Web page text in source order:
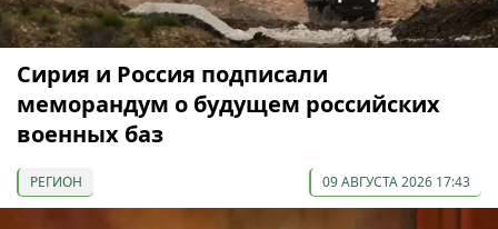
Сирия и Россия подписали
меморандум о будущем российских
военных баз
РЕГИОН 09 АВГУСТА 2026 17:43